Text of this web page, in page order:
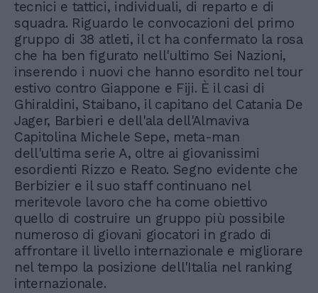
tecnici e tattici, individuali, di reparto e di
squadra. Riguardo le convocazioni del primo
gruppo di 38 atleti, il ct ha confermato la rosa
che ha ben figurato nell'ultimo Sei Nazioni,
inserendo i nuovi che hanno esordito nel tour
estivo contro Giappone e Fiji. È il casi di
Ghiraldini, Staibano, il capitano del Catania De
Jager, Barbieri e dell'ala dell'Almaviva
Capitolina Michele Sepe, meta-man
dell'ultima serie A, oltre ai giovanissimi
esordienti Rizzo e Reato. Segno evidente che
Berbizier e il suo staff continuano nel
meritevole lavoro che ha come obiettivo
quello di costruire un gruppo più possibile
numeroso di giovani giocatori in grado di
affrontare il livello internazionale e migliorare
nel tempo la posizione dell'Italia nel ranking
internazionale.